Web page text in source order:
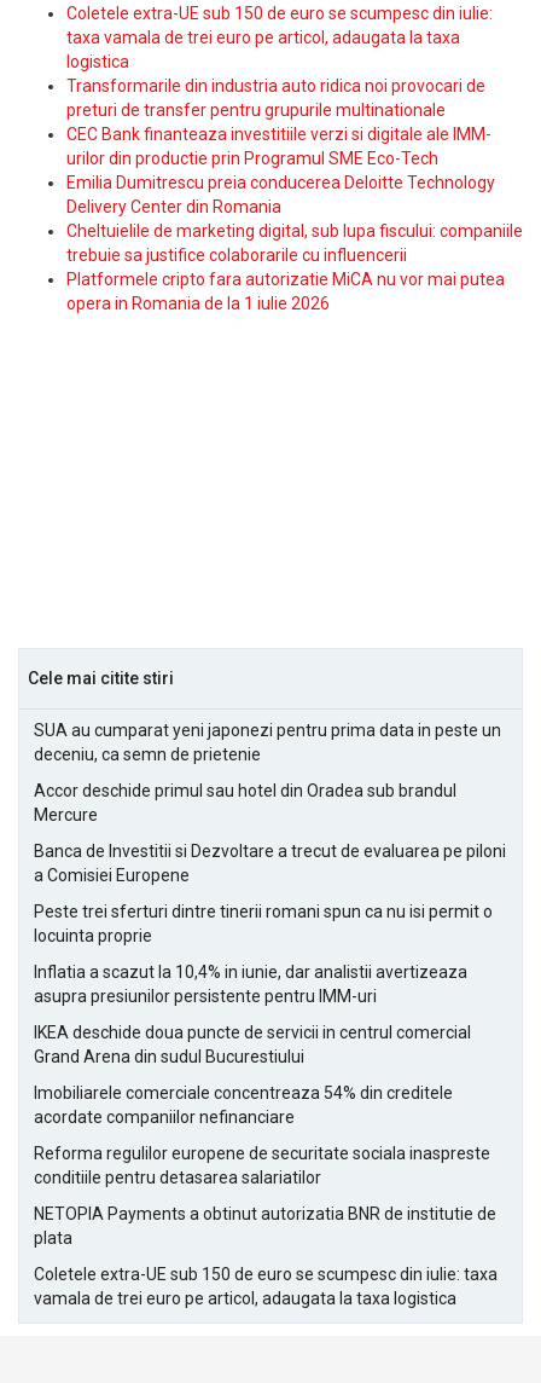
Coletele extra-UE sub 150 de euro se scumpesc din iulie:
taxa vamala de trei euro pe articol, adaugata la taxa
logistica
Transformarile din industria auto ridica noi provocari de
preturi de transfer pentru grupurile multinationale
CEC Bank finanteaza investitiile verzi si digitale ale IMM-
urilor din productie prin Programul SME Eco-Tech
Emilia Dumitrescu preia conducerea Deloitte Technology
Delivery Center din Romania
Cheltuielile de marketing digital, sub lupa fiscului: companiile
trebuie sa justifice colaborarile cu influencerii
Platformele cripto fara autorizatie MiCA nu vor mai putea
opera in Romania de la 1 iulie 2026
Cele mai citite stiri
SUA au cumparat yeni japonezi pentru prima data in peste un
deceniu, ca semn de prietenie
Accor deschide primul sau hotel din Oradea sub brandul
Mercure
Banca de Investitii si Dezvoltare a trecut de evaluarea pe piloni
a Comisiei Europene
Peste trei sferturi dintre tinerii romani spun ca nu isi permit o
locuinta proprie
Inflatia a scazut la 10,4% in iunie, dar analistii avertizeaza
asupra presiunilor persistente pentru IMM-uri
IKEA deschide doua puncte de servicii in centrul comercial
Grand Arena din sudul Bucurestiului
Imobiliarele comerciale concentreaza 54% din creditele
acordate companiilor nefinanciare
Reforma regulilor europene de securitate sociala inaspreste
conditiile pentru detasarea salariatilor
NETOPIA Payments a obtinut autorizatia BNR de institutie de
plata
Coletele extra-UE sub 150 de euro se scumpesc din iulie: taxa
vamala de trei euro pe articol, adaugata la taxa logistica